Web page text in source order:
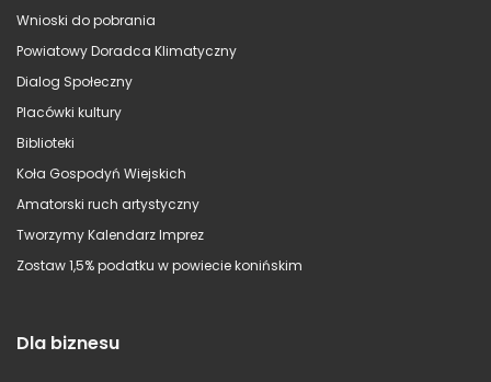
Wnioski do pobrania
Powiatowy Doradca Klimatyczny
Dialog Społeczny
Placówki kultury
Biblioteki
Koła Gospodyń Wiejskich
Amatorski ruch artystyczny
Tworzymy Kalendarz Imprez
Zostaw 1,5% podatku w powiecie konińskim
Dla biznesu